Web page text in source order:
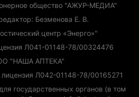
общество "АЖУР-МЕДИА"
Безменова Е. В.
центр «Энерго»"
Л041-01148-78/00324476
"НАША АПТЕКА"
Л042-01148-78/00165271
государственных органов (в том